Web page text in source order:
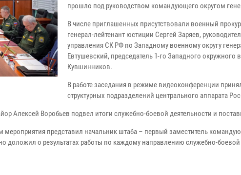
прошло под руководством командующего округом
В числе приглашенных присутствовали военный
генерал-лейтенант юстиции Сергей Заряев,
управления СК РФ по Западному военному округу
Евтушевский, председатель 1-го Западного окружного
Кувшинников.
В работе заседания в режиме видеоконференции
структурных подразделений центрального аппарата
Алексей Воробьев подвел итоги служебно-боевой деятельности и
мероприятия представил начальник штаба – первый заместитель
доложил о результатах работы по каждому направлению служебно-боевой